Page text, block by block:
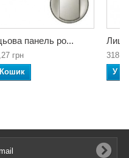
панель ро...
грн
У